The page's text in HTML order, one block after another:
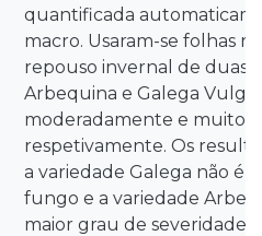
quantificada
macro. Usaram-se folhas
repouso invernal de duas
Arbequina e Galega
moderadamente e muito
respetivamente. Os
a variedade Galega não é
fungo e a variedade
maior grau de severidade